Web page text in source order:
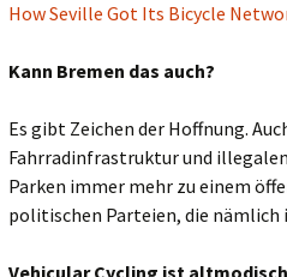
How Seville Got Its Bicycle
Kann Bremen das auch?
Es gibt Zeichen der Hoffnung.
Fahrradinfrastruktur und
Parken immer mehr zu einem
politischen Parteien, die nämlich
Vehicular Cycling ist